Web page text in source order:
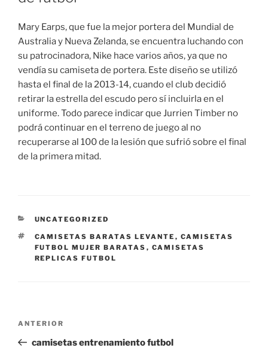
Mary Earps, que fue la mejor portera del Mundial de
Australia y Nueva Zelanda, se encuentra luchando con
su patrocinadora, Nike hace varios años, ya que no
vendía su camiseta de portera. Este diseño se utilizó
hasta el final de la 2013-14, cuando el club decidió
retirar la estrella del escudo pero sí incluirla en el
uniforme. Todo parece indicar que Jurrien Timber no
podrá continuar en el terreno de juego al no
recuperarse al 100 de la lesión que sufrió sobre el final
de la primera mitad.
CATEGORÍAS
UNCATEGORIZED
ETIQUETAS
CAMISETAS BARATAS LEVANTE , CAMISETAS
FUTBOL MUJER BARATAS , CAMISETAS
REPLICAS FUTBOL
entradas
Entrada
anterior:
ANTERIOR
camisetas entrenamiento futbol